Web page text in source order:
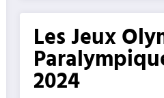
Les Jeux
2024